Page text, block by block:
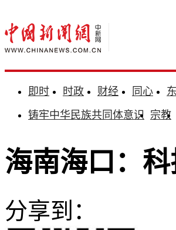
即时 时政 财经 同心
铸牢中华民族共同体意识 宗教
海南海口：
分享到：